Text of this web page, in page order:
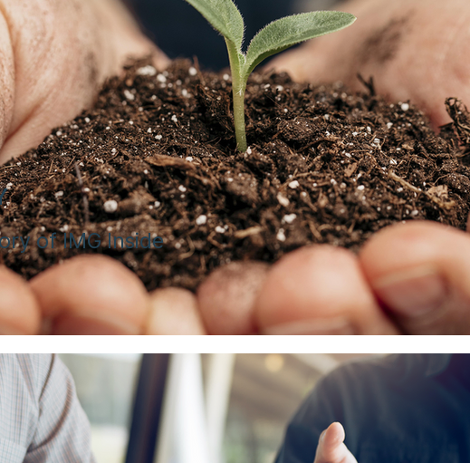
of IMG Inside